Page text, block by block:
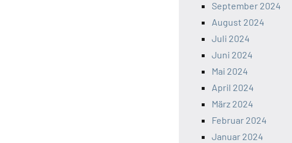
September 2024
August 2024
Juli 2024
Juni 2024
Mai 2024
April 2024
März 2024
Februar 2024
Januar 2024